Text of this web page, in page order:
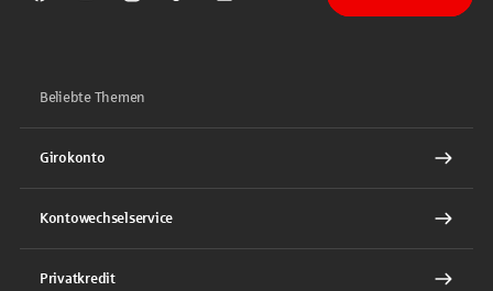
Sparkasse auf Facebook
Sparkasse auf Youtube
Sparkasse auf Instagram
Sparkasse auf TikTok
Sparkasse auf LinkedIn
Beliebte Themen
Girokonto
Kontowechselservice
Privatkredit